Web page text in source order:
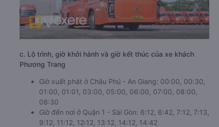
c. Lộ trình, giờ khởi hành và giờ kết thúc của xe khách
Phương Trang
Giờ xuất phát ở Châu Phú - An Giang: 00:00, 00:30,
01:00, 01:01, 03:00, 05:00, 06:00, 07:00, 08:00,
08:30
Giờ đến nơi ở Quận 1 - Sài Gòn: 6:12, 6:42, 7:12, 7:13,
9:12, 11:12, 12:12, 13:12, 14:12, 14:42